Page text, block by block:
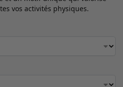
vos activités physiques.